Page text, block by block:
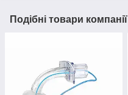
Подібні товари компанії